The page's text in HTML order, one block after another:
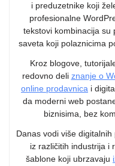
i preduzetnike koji
profesionalne
tekstovi kombinacija su
saveta koji polaznicima
Kroz blogove,
redovno deli znanje o
online prodavnica i
da moderni web
biznisima, bez
Danas vodi više
iz različitih industrija i
šablone koji ubrzavaju